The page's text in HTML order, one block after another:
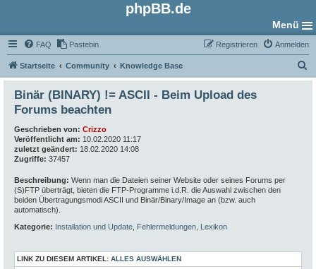
phpBB.de
Menü
FAQ Pastebin Anmelden
Registrieren
Startseite Community Knowledge Base
u
Binär (BINARY) != ASCII - Beim Upload des
Forums beachten
Geschrieben von: Crizzo
Veröffentlicht am: 10.02.2020 11:17
zuletzt geändert: 18.02.2020 14:08
Zugriffe: 37457
Beschreibung: Wenn man die Dateien seiner Website oder seines Forums per
(S)FTP überträgt, bieten die FTP-Programme i.d.R. die Auswahl zwischen den
beiden Übertragungsmodi ASCII und Binär/Binary/Image an (bzw. auch
automatisch).
Kategorie: Installation und Update Fehlermeldungen Lexikon
LINK ZU DIESEM ARTIKEL: ALLES AUSWÄHLEN